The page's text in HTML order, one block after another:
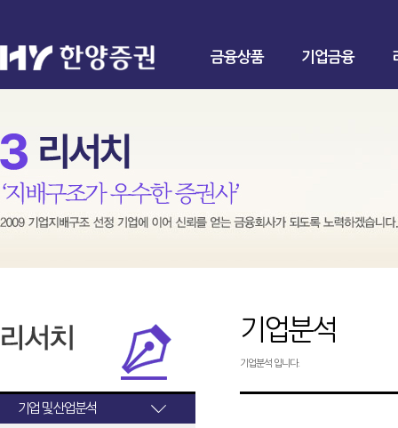
금융상품 기업금융
기업 및 산업분석
기업분석
기업분석 입니다.